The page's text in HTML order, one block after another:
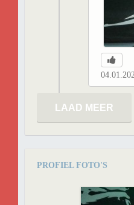
LAAD MEER
PROFIEL FOTO'S